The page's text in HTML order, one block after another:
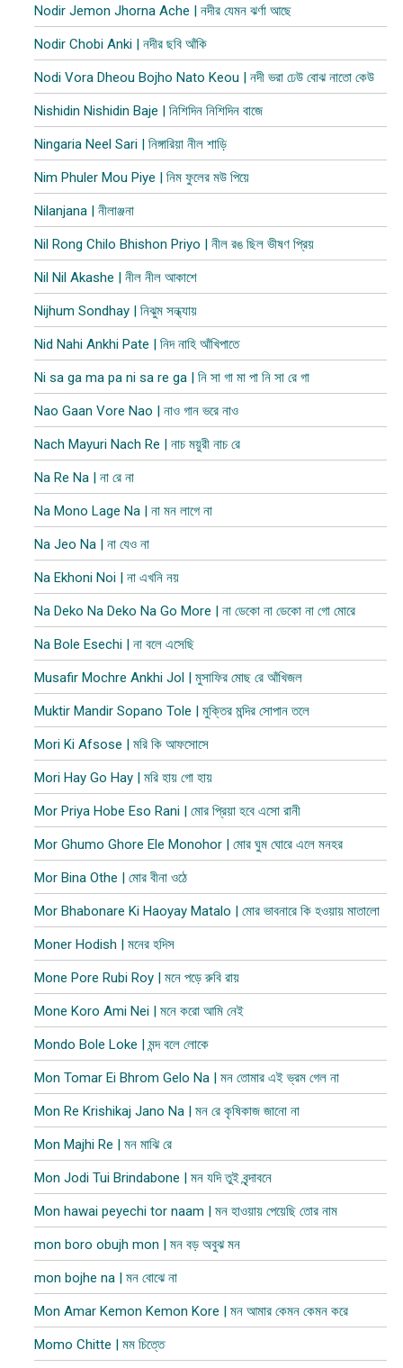
Nodir Jemon Jhorna Ache | নদীর যেমন ঝর্ণা আছে
Nodir Chobi Anki | নদীর ছবি আঁকি
Nodi Vora Dheou Bojho Nato Keou | নদী ভরা ঢেউ বোঝ নাতো কেউ
Nishidin Nishidin Baje | নিশিদিন নিশিদিন বাজে
Ningaria Neel Sari | নিঙ্গারিয়া নীল শাড়ি
Nim Phuler Mou Piye | নিম ফুলের মউ পিয়ে
Nilanjana | নীলাঞ্জনা
Nil Rong Chilo Bhishon Priyo | নীল রঙ ছিল ভীষণ প্রিয়
Nil Nil Akashe | নীল নীল আকাশে
Nijhum Sondhay | নিঝুম সন্ধ্যায়
Nid Nahi Ankhi Pate | নিদ নাহি আঁখিপাতে
Ni sa ga ma pa ni sa re ga | নি সা গা মা পা নি সা রে গা
Nao Gaan Vore Nao | নাও গান ভরে নাও
Nach Mayuri Nach Re | নাচ ময়ুরী নাচ রে
Na Re Na | না রে না
Na Mono Lage Na | না মন লাগে না
Na Jeo Na | না যেও না
Na Ekhoni Noi | না এখনি নয়
Na Deko Na Deko Na Go More | না ডেকো না ডেকো না গো মোরে
Na Bole Esechi | না বলে এসেছি
Musafir Mochre Ankhi Jol | মুসাফির মোছ রে আঁখিজল
Muktir Mandir Sopano Tole | মুক্তির মন্দির সোপান তলে
Mori Ki Afsose | মরি কি আফসোসে
Mori Hay Go Hay | মরি হায় গো হায়
Mor Priya Hobe Eso Rani | মোর প্রিয়া হবে এসো রানী
Mor Ghumo Ghore Ele Monohor | মোর ঘুম ঘোরে এলে মনহর
Mor Bina Othe | মোর বীনা ওঠে
Mor Bhabonare Ki Haoyay Matalo | মোর ভাবনারে কি হওয়ায় মাতালো
Moner Hodish | মনের হদিস
Mone Pore Rubi Roy | মনে পড়ে রুবি রায়
Mone Koro Ami Nei | মনে করো আমি নেই
Mondo Bole Loke | মন্দ বলে লোকে
Mon Tomar Ei Bhrom Gelo Na | মন তোমার এই ভ্রম গেল না
Mon Re Krishikaj Jano Na | মন রে কৃষিকাজ জানো না
Mon Majhi Re | মন মাঝি রে
Mon Jodi Tui Brindabone | মন যদি তুই বৃন্দাবনে
Mon hawai peyechi tor naam | মন হাওয়ায় পেয়েছি তোর নাম
mon boro obujh mon | মন বড় অবুঝ মন
mon bojhe na | মন বোঝে না
Mon Amar Kemon Kemon Kore | মন আমার কেমন কেমন করে
Momo Chitte | মম চিত্তে